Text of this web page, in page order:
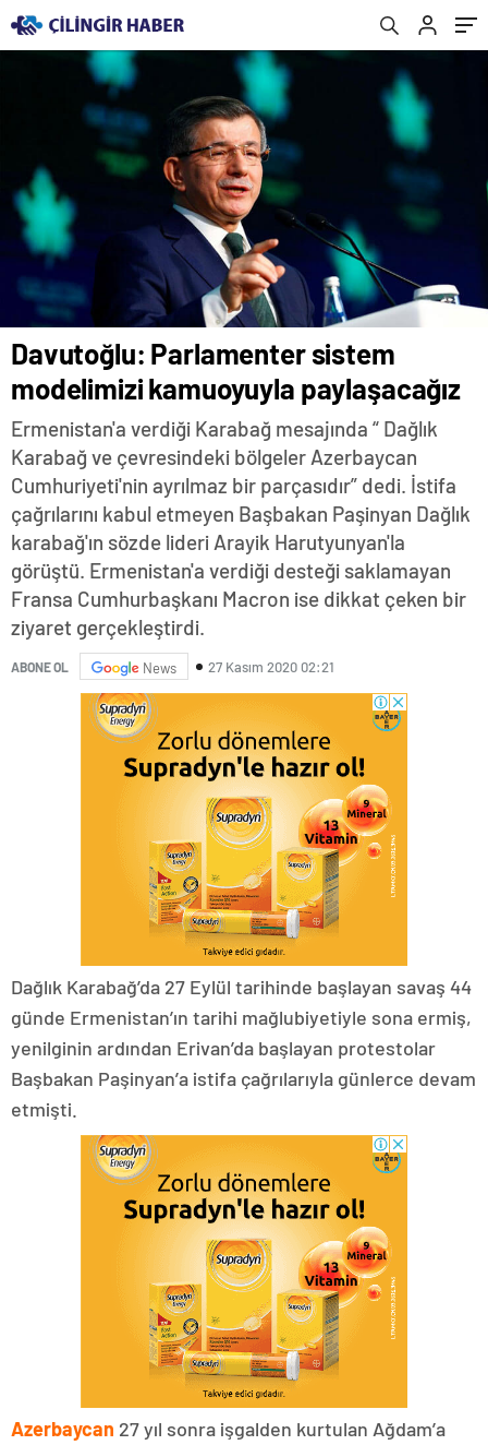
Davutoğlu: Parlamenter sistem
modelimizi kamuoyuyla paylaşacağız
Ermenistan'a verdiği Karabağ mesajında “ Dağlık
Karabağ ve çevresindeki bölgeler Azerbaycan
Cumhuriyeti'nin ayrılmaz bir parçasıdır” dedi. İstifa
çağrılarını kabul etmeyen Başbakan Paşinyan Dağlık
karabağ'ın sözde lideri Arayik Harutyunyan'la
görüştü. Ermenistan'a verdiği desteği saklamayan
Fransa Cumhurbaşkanı Macron ise dikkat çeken bir
ziyaret gerçekleştirdi.
ABONE OL News 27 Kasım 2020 02:21
Dağlık Karabağ’da 27 Eylül tarihinde başlayan savaş 44
günde Ermenistan’ın tarihi mağlubiyetiyle sona ermiş,
yenilginin ardından Erivan’da başlayan protestolar
Başbakan Paşinyan’a istifa çağrılarıyla günlerce devam
etmişti.
Azerbaycan 27 yıl sonra işgalden kurtulan Ağdam’a